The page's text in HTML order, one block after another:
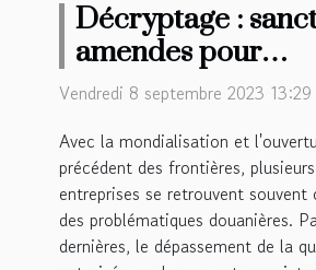
Décryptage :
amendes pour
dépassement de
douane
Vendredi 8 septembre 2023 13:29
Avec la mondialisation et
précédent des frontières,
entreprises se retrouvent
des problématiques douanières.
dernières, le dépassement de la